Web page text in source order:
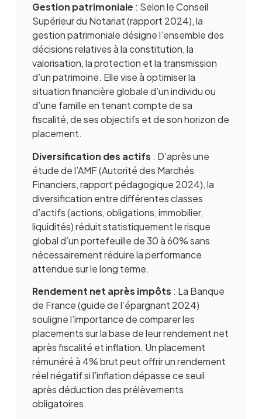
Optimiser la retraite du couple pour anticiper la
réversion
Combien toucherai-je ? Simulation de pension
de réversion
Questions fréquentes
Gestion patrimoniale : Selon le Conseil
Supérieur du Notariat (rapport 2024), la
gestion patrimoniale désigne l’ensemble des
décisions relatives à la constitution, la
valorisation, la protection et la transmission
d’un patrimoine. Elle vise à optimiser la
situation financière globale d’un individu ou
d’une famille en tenant compte de sa
fiscalité, de ses objectifs et de son horizon de
placement.
Diversification des actifs : D’après une
étude de l’AMF (Autorité des Marchés
Financiers, rapport pédagogique 2024), la
diversification entre différentes classes
d’actifs (actions, obligations, immobilier,
liquidités) réduit statistiquement le risque
global d’un portefeuille de 30 à 60% sans
nécessairement réduire la performance
attendue sur le long terme.
Rendement net après impôts : La Banque
de France (guide de l’épargnant 2024)
souligne l’importance de comparer les
placements sur la base de leur rendement net
après fiscalité et inflation. Un placement
rémunéré à 4% brut peut offrir un rendement
réel négatif si l’inflation dépasse ce seuil
après déduction des prélèvements
obligatoires.